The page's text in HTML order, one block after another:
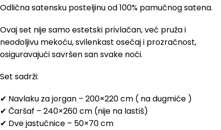
Odlična satensku posteljinu od 100% pamučnog satena.
Ovaj set nije samo estetski privlačan, već pruža i
neodoljivu mekoću, svilenkast osećaj i prozračnost,
osiguravajući savršen san svake noći.
Set sadrži:
✔ Navlaku za jorgan – 200×220 cm ( na dugmiće )
✔ Čaršaf – 240×260 cm (nije na lastiš)
✔ Dve jastučnice – 50×70 cm